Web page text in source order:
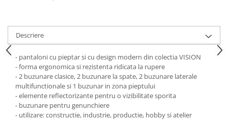
Pantaloni de lucru cu pieptar
Veste de lucru
Pentru femei
Bluze pentru femei
Fleece-uri
Halate
Jachete / Bluze salopeta
Descriere
- pantaloni cu pieptar si cu design modern din colectia VISION
- forma ergonomica si rezistenta ridicata la rupere
- 2 buzunare clasice, 2 buzunare la spate, 2 buzunare laterale
multifunctionale si 1 buzunar in zona pieptului
- elemente reflectorizante pentru o vizibilitate sporita
- buzunare pentru genunchiere
- utilizare: constructie, industrie, productie, hobby si atelier